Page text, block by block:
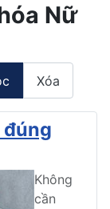
Nữ
Xóa
đúng
Không
cần